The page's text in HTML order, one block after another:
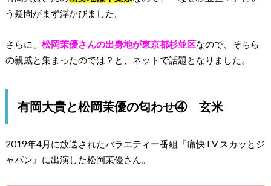
う疑問がまず浮かびました。
さらに、 松岡茉優さんの出身地が東京都杉並区なので、そちら
の親戚と集まったのでは？と、ネットで話題となりました。
有岡大貴と松岡茉優の匂わせ④ 玄米
2019年4月に放送されたバラエティー番組『痛快TV スカッとジ
ャパン』に出演した松岡茉優さん。